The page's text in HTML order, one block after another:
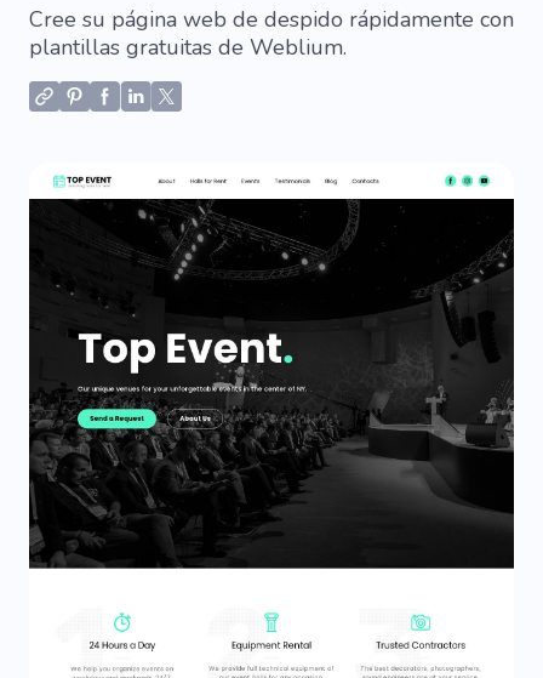
Cree su página web de despido rápidamente con
plantillas gratuitas de Weblium.